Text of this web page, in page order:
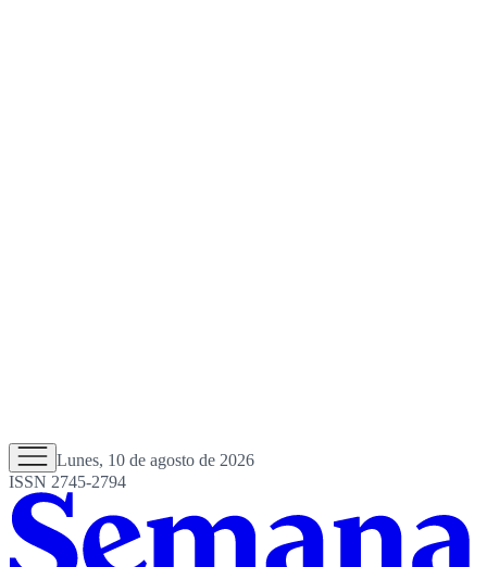
Lunes, 10 de agosto de 2026
ISSN 2745-2794